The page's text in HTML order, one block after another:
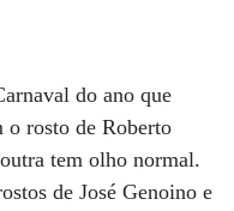
do ano que
o rosto de Roberto
tem olho normal.
de José Genoino e